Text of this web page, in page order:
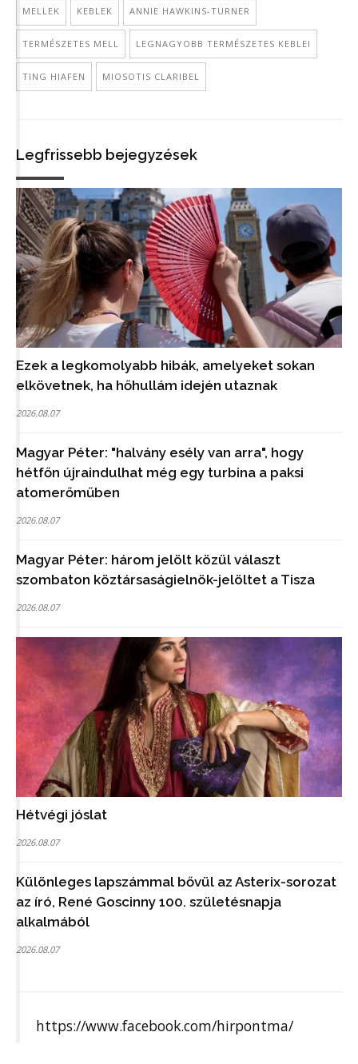
MELLEK KEBLEK ANNIE HAWKINS-TURNER
TERMÉSZETES MELL LEGNAGYOBB TERMÉSZETES KEBLEI
TING HIAFEN MIOSOTIS CLARIBEL
Legfrissebb bejegyzések
Ezek a legkomolyabb hibák, amelyeket sokan
elkövetnek, ha hőhullám idején utaznak
2026.08.07
Magyar Péter: "halvány esély van arra", hogy
hétfőn újraindulhat még egy turbina a paksi
atomerőműben
2026.08.07
Magyar Péter: három jelölt közül választ
szombaton köztársaságielnök-jelöltet a Tisza
2026.08.07
Hétvégi jóslat
2026.08.07
Különleges lapszámmal bővül az Asterix-sorozat
az író, René Goscinny 100. születésnapja
alkalmából
2026.08.07
https://www.facebook.com/hirpontma/